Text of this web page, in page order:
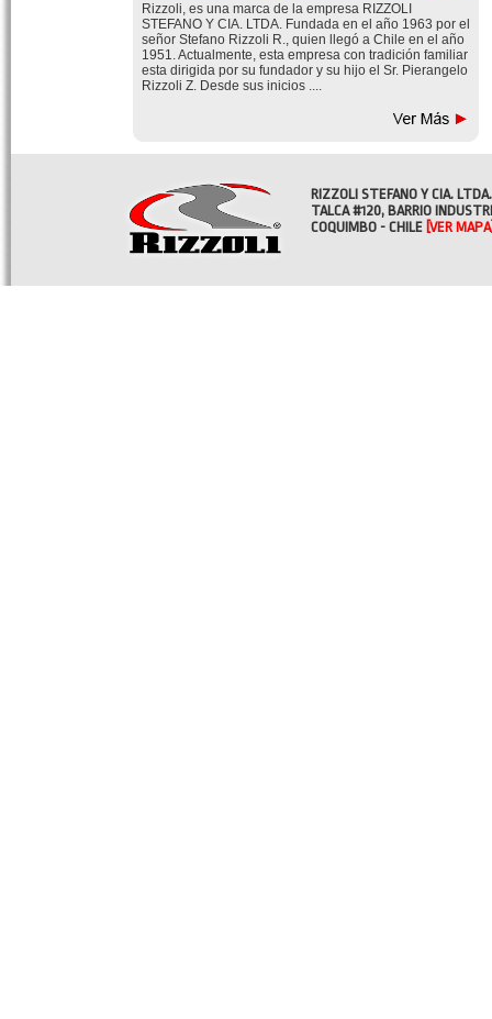
Rizzoli, es una marca de la empresa RIZZOLI
STEFANO Y CIA. LTDA. Fundada en el año 1963 por el
señor Stefano Rizzoli R., quien llegó a Chile en el año
1951. Actualmente, esta empresa con tradición familiar
esta dirigida por su fundador y su hijo el Sr. Pierangelo
Rizzoli Z. Desde sus inicios ....
RIZZOLI STEFANO Y CIA. LTDA.
TALCA #120, BARRIO
COQUIMBO - CHILE [VER